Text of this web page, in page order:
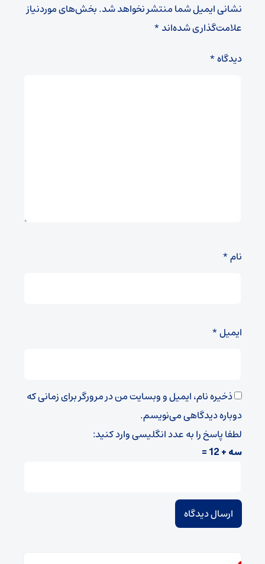
نشانی ایمیل شما منتشر نخواهد شد.بخش‌های موردنیاز
علامت‌گذاری شده‌اند*
دیدگاه*
نام*
ایمیل*
ذخیره نام، ایمیل و وبسایت من در مرورگر برای زمانی که
دوباره دیدگاهی می‌نویسم.
لطفا پاسخ را به عدد انگلیسی وارد کنید:
سه + 12 =